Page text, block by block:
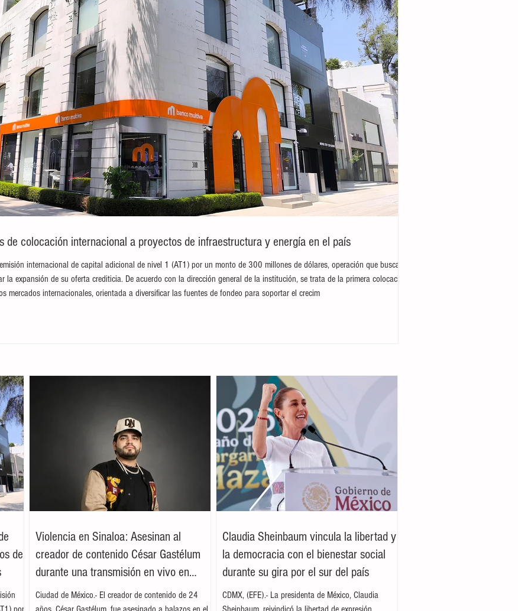
de colocación internacional a proyectos de infraestructura y energía en el país
internacional de capital adicional de nivel 1 (AT1) por un monto de 300 millones de dólares, operación que busca
la expansión de su oferta crediticia. De acuerdo con la dirección general de la institución, se trata de la primera colocación
mercados internacionales, orientada a diversificar las fuentes de fondeo para soportar el crecim
de
Violencia en Sinaloa: Asesinan al
creador de contenido César Gastélum
durante una transmisión en vivo en
Culiacán
Ciudad de México.- El creador de contenido de 24
Claudia Sheinbaum vincula la libertad y
la democracia con el bienestar social
durante su gira por el sur del país
CDMX, (EFE).- La presidenta de México, Claudia